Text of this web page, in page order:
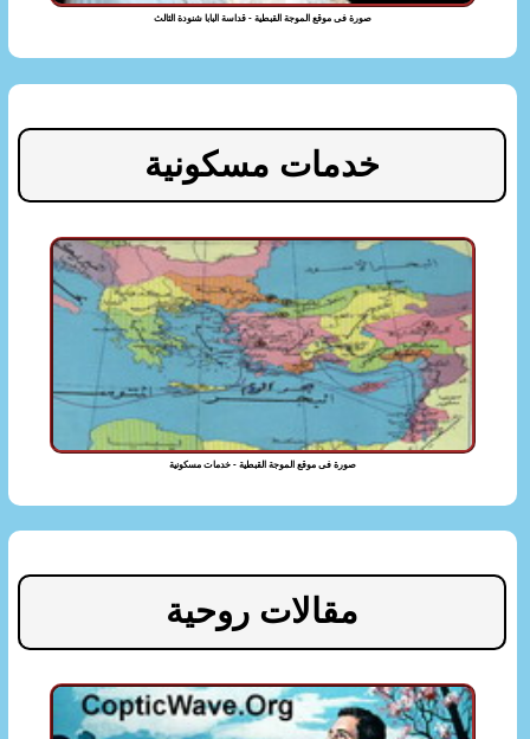
صورة فى موقع الموجة القبطية - قداسة البابا شنودة الثالث
خدمات مسكونية
صورة فى موقع الموجة القبطية - خدمات مسكونية
مقالات روحية